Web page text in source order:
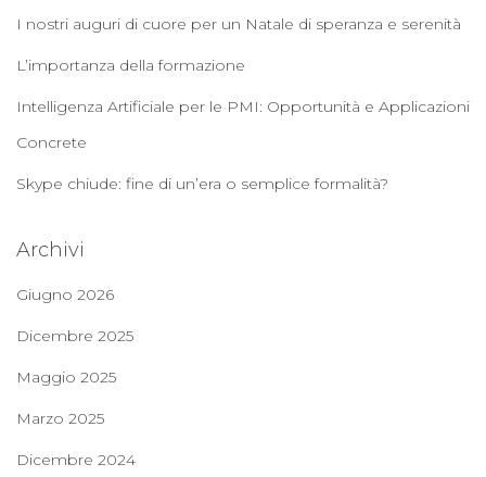
I nostri auguri di cuore per un Natale di speranza e serenità
L’importanza della formazione
Intelligenza Artificiale per le PMI: Opportunità e Applicazioni
Concrete
Skype chiude: fine di un’era o semplice formalità?
Archivi
Giugno 2026
Dicembre 2025
Maggio 2025
Marzo 2025
Dicembre 2024